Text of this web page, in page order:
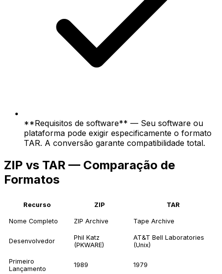
**Requisitos de software** — Seu software ou
plataforma pode exigir especificamente o formato
TAR. A conversão garante compatibilidade total.
ZIP vs TAR — Comparação de
Formatos
Recurso ZIP TAR
Nome Completo ZIP Archive Tape Archive
Desenvolvedor
Phil Katz
(PKWARE)
AT&T Bell Laboratories
(Unix)
Primeiro
Lançamento
1989 1979